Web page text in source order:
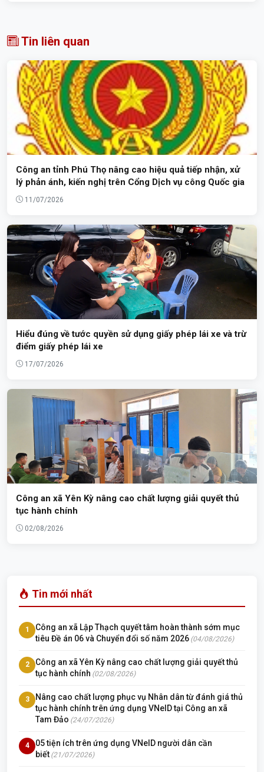
Tin liên quan
Công an tỉnh Phú Thọ nâng cao hiệu quả tiếp nhận, xử
lý phản ánh, kiến nghị trên Cổng Dịch vụ công Quốc gia
11/07/2026
Hiểu đúng về tước quyền sử dụng giấy phép lái xe và trừ
điểm giấy phép lái xe
17/07/2026
Công an xã Yên Kỳ nâng cao chất lượng giải quyết thủ
tục hành chính
02/08/2026
Tin mới nhất
1
Công an xã Lập Thạch quyết tâm hoàn thành sớm mục
tiêu Đề án 06 và Chuyển đổi số năm 2026 (04/08/2026)
2
Công an xã Yên Kỳ nâng cao chất lượng giải quyết thủ
tục hành chính (02/08/2026)
3
Nâng cao chất lượng phục vụ Nhân dân từ đánh giá thủ
tục hành chính trên ứng dụng VNeID tại Công an xã
Tam Đảo (24/07/2026)
4
05 tiện ích trên ứng dụng VNeID người dân cần
biết (21/07/2026)